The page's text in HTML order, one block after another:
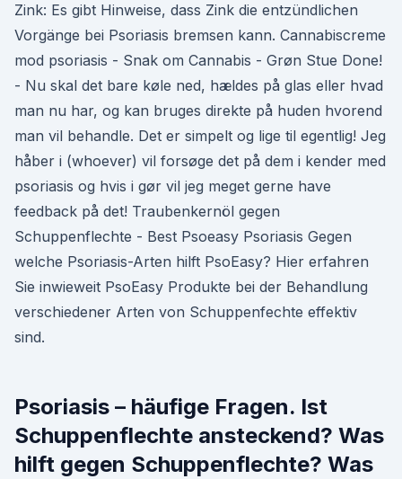
Zink: Es gibt Hinweise, dass Zink die entzündlichen
Vorgänge bei Psoriasis bremsen kann. Cannabiscreme
mod psoriasis - Snak om Cannabis - Grøn Stue Done!
- Nu skal det bare køle ned, hældes på glas eller hvad
man nu har, og kan bruges direkte på huden hvorend
man vil behandle. Det er simpelt og lige til egentlig! Jeg
håber i (whoever) vil forsøge det på dem i kender med
psoriasis og hvis i gør vil jeg meget gerne have
feedback på det! Traubenkernöl gegen
Schuppenflechte - Best Psoeasy Psoriasis Gegen
welche Psoriasis-Arten hilft PsoEasy? Hier erfahren
Sie inwieweit PsoEasy Produkte bei der Behandlung
verschiedener Arten von Schuppenfechte effektiv
sind.
Psoriasis – häufige Fragen. Ist
Schuppenflechte ansteckend? Was
hilft gegen Schuppenflechte? Was